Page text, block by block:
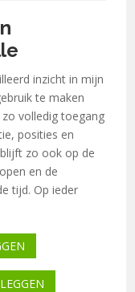
inzicht in mijn
te maken
zo volledig toegang
posities en
zo ook op de
en de
tijd. Op ieder